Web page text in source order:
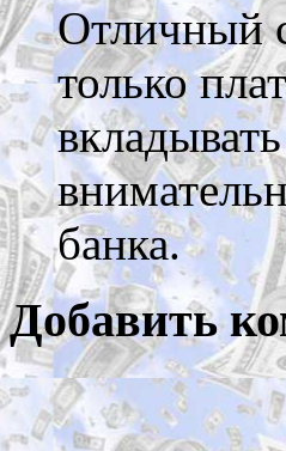
Отличный
только
банка.
Добавить